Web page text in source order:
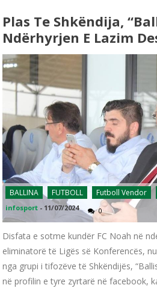
Plas Te Shkëndija,
Ndërhyrjen E Lazim
BALLINA FUTBOLL Futboll Vendor
infosport - 11/07/2024 0
Disfata e sotme kundër FC Noah në
eliminatorë të Ligës së Konferencës,
nga grupi i tifozëve të Shkëndijës,
në profilin e tyre zyrtarë në facebook,